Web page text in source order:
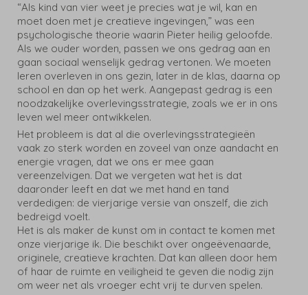
“Als kind van vier weet je precies wat je wil, kan en
moet doen met je creatieve ingevingen,” was een
psychologische theorie waarin Pieter heilig geloofde.
Als we ouder worden, passen we ons gedrag aan en
gaan sociaal wenselijk gedrag vertonen. We moeten
leren overleven in ons gezin, later in de klas, daarna op
school en dan op het werk. Aangepast gedrag is een
noodzakelijke overlevingsstrategie, zoals we er in ons
leven wel meer ontwikkelen.
Het probleem is dat al die overlevingsstrategieën
vaak zo sterk worden en zoveel van onze aandacht en
energie vragen, dat we ons er mee gaan
vereenzelvigen. Dat we vergeten wat het is dat
daaronder leeft en dat we met hand en tand
verdedigen: de vierjarige versie van onszelf, die zich
bedreigd voelt.
Het is als maker de kunst om in contact te komen met
onze vierjarige ik. Die beschikt over ongeëvenaarde,
originele, creatieve krachten. Dat kan alleen door hem
of haar de ruimte en veiligheid te geven die nodig zijn
om weer net als vroeger echt vrij te durven spelen.